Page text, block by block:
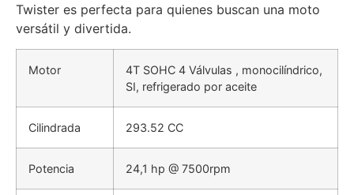
Twister es perfecta para quienes buscan una moto
versátil y divertida.
Motor
4T SOHC 4 Válvulas , monocilíndrico,
SI, refrigerado por aceite
Cilindrada 293.52 CC
Potencia 24,1 hp @ 7500rpm